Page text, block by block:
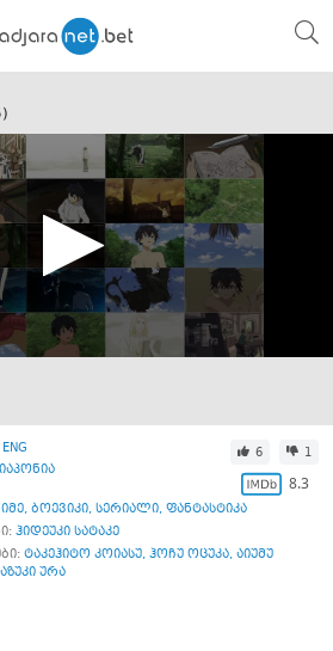
)
ENG
იაპონია
6 1
8.3
, ბოევიკი, სერიალი, ფანტასტიკა
ჰიდეუკი სატაკე
ტაკეჰიტო კოიასუ, ჰოჩუ ოცუკა, აიუმუ
ურა